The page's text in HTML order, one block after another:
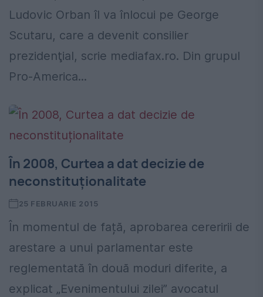
Ludovic Orban îl va înlocui pe George
Scutaru, care a devenit consilier
prezidenţial, scrie mediafax.ro. Din grupul
Pro-America...
În 2008, Curtea a dat decizie de
neconstituționalitate
25 FEBRUARIE 2015
În momentul de față, aprobarea cereririi de
arestare a unui parlamentar este
reglementată în două moduri diferite, a
explicat „Evenimentului zilei” avocatul